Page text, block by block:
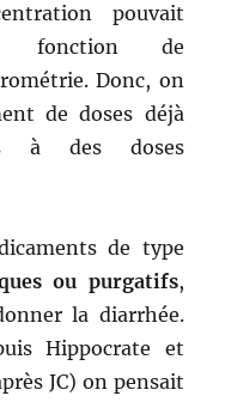
pouvait
fonction de
Donc, on
de doses déjà
à des doses
de type
ou purgatifs,
la diarrhée.
Hippocrate et
JC) on pensait